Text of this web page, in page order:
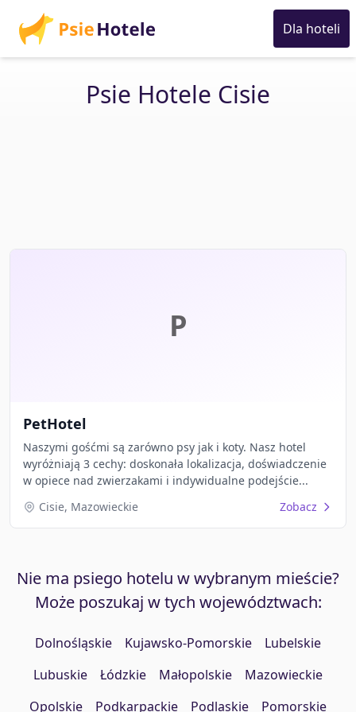
Dla hoteli
Psie Hotele Cisie
P
PetHotel
Naszymi gośćmi są zarówno psy jak i koty. Nasz hotel
wyróżniają 3 cechy: doskonała lokalizacja, doświadczenie
w opiece nad zwierzakami i indywidualne podejście...
Cisie, Mazowieckie
Zobacz
Nie ma psiego hotelu w wybranym mieście?
Może poszukaj w tych województwach:
Dolnośląskie Kujawsko-Pomorskie
Lubelskie
Lubuskie
Łódzkie Małopolskie
Mazowieckie
Opolskie
Podkarpackie Podlaskie Pomorskie